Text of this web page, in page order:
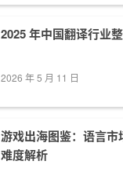
2025 年中国翻译行业
2026 年 5 月 11 日
游戏出海图鉴：语言
难度解析